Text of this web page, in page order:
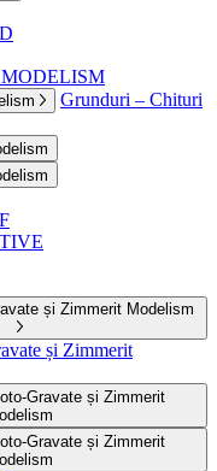
Grunduri – Chituri
și Zimmerit Modelism
și Zimmerit